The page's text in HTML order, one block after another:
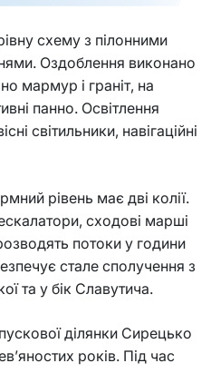
схему з пілонними
Оздоблення виконано
мармур і граніт, на
панно. Освітлення
світильники, навігаційні
рівень має дві колії.
сходові марші
потоки у години
стале сполучення з
та у бік Славутича.
ділянки Сирецько
років. Під час